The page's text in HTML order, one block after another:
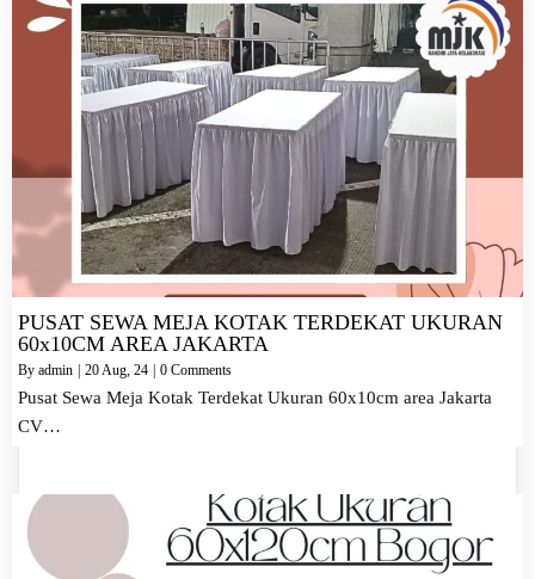
PUSAT SEWA MEJA KOTAK TERDEKAT UKURAN
60x10CM AREA JAKARTA
By admin | 20 Aug, 24 | 0 Comments
Pusat Sewa Meja Kotak Terdekat Ukuran 60x10cm area Jakarta
CV…